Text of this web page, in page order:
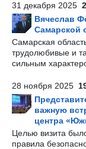
31 декабря 2025
Вячеслав
Самарской
Самарская
трудолюбивые и
сильным
28 ноября 2025
важную
центра
Целью визита
правила